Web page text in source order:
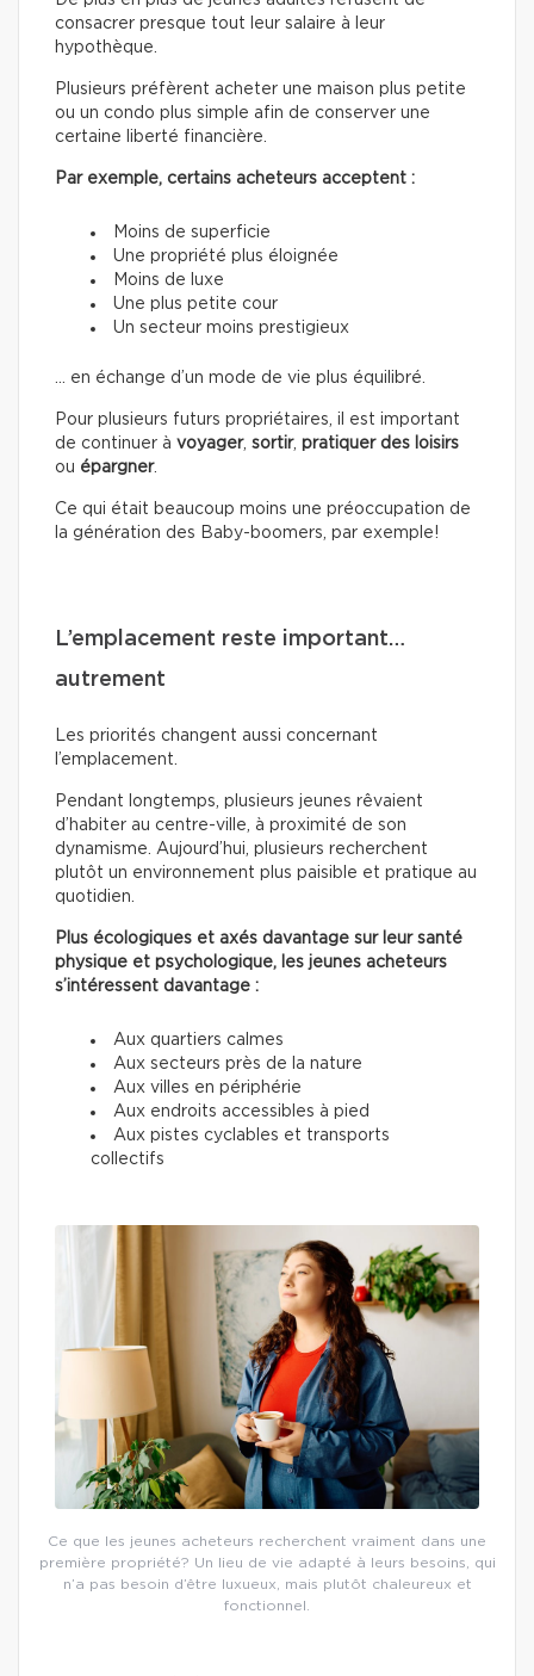
consacrer presque tout leur salaire à leur
hypothèque.
Plusieurs préfèrent acheter une maison plus petite
ou un condo plus simple afin de conserver une
certaine liberté financière.
Par exemple, certains acheteurs acceptent :
Moins de superficie
Une propriété plus éloignée
Moins de luxe
Une plus petite cour
Un secteur moins prestigieux
… en échange d’un mode de vie plus équilibré.
Pour plusieurs futurs propriétaires, il est important
de continuer à voyager, sortir, pratiquer des loisirs
ou épargner.
Ce qui était beaucoup moins une préoccupation de
la génération des Baby-boomers, par exemple!
L’emplacement reste important…
autrement
Les priorités changent aussi concernant
l’emplacement.
Pendant longtemps, plusieurs jeunes rêvaient
d’habiter au centre-ville, à proximité de son
dynamisme. Aujourd’hui, plusieurs recherchent
plutôt un environnement plus paisible et pratique au
quotidien.
Plus écologiques et axés davantage sur leur santé
physique et psychologique, les jeunes acheteurs
s’intéressent davantage :
Aux quartiers calmes
Aux secteurs près de la nature
Aux villes en périphérie
Aux endroits accessibles à pied
Aux pistes cyclables et transports
collectifs
Ce que les jeunes acheteurs recherchent vraiment dans une
première propriété? Un lieu de vie adapté à leurs besoins, qui
n’a pas besoin d’être luxueux, mais plutôt chaleureux et
fonctionnel.